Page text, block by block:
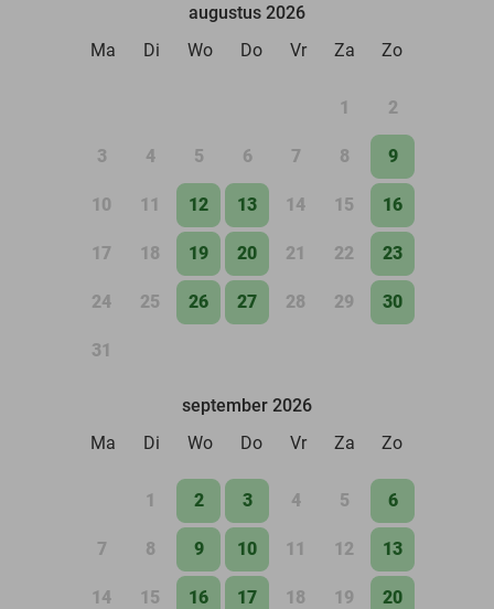
augustus 2026
Ma
Di Wo Do Vr Za Zo
1 2
3 4 5 6 7 8 9
10 11 12 13 14 15 16
17 18 19 20 21 22 23
24 25 26 27 28 29 30
31
september 2026
Ma
Di Wo Do Vr Za Zo
1 2 3 4 5 6
7 8 9 10 11 12 13
14 15 16 17 18 19 20